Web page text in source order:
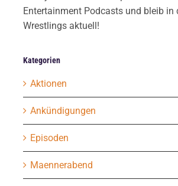
Entertainment Podcasts und bleib in
Wrestlings aktuell!
Kategorien
Aktionen
Ankündigungen
Episoden
Maennerabend